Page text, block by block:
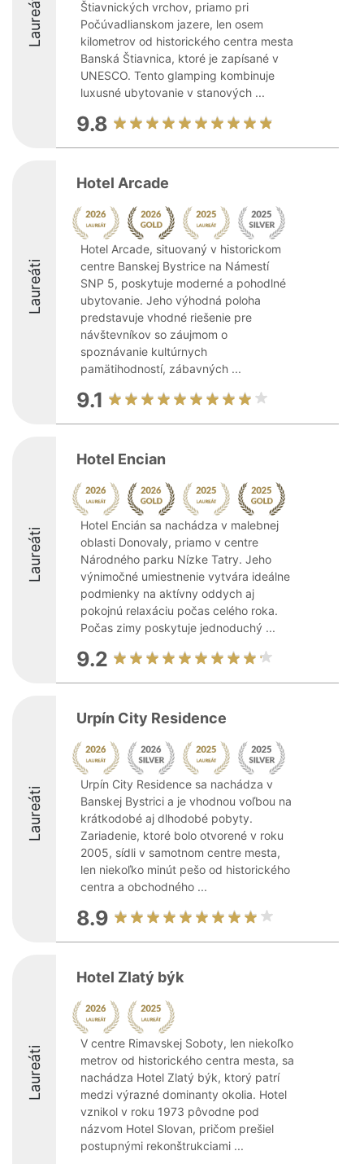
Laureáti
Štiavnických vrchov, priamo pri
Počúvadlianskom jazere, len osem
kilometrov od historického centra mesta
Banská Štiavnica, ktoré je zapísané v
UNESCO. Tento glamping kombinuje
luxusné ubytovanie v stanových ...
9.8
Laureáti
Hotel Arcade
Hotel Arcade, situovaný v historickom
centre Banskej Bystrice na Námestí
SNP 5, poskytuje moderné a pohodlné
ubytovanie. Jeho výhodná poloha
predstavuje vhodné riešenie pre
návštevníkov so záujmom o
spoznávanie kultúrnych
pamätihodností, zábavných ...
9.1
Laureáti
Hotel Encian
Hotel Encián sa nachádza v malebnej
oblasti Donovaly, priamo v centre
Národného parku Nízke Tatry. Jeho
výnimočné umiestnenie vytvára ideálne
podmienky na aktívny oddych aj
pokojnú relaxáciu počas celého roka.
Počas zimy poskytuje jednoduchý ...
9.2
Laureáti
Urpín City Residence
Urpín City Residence sa nachádza v
Banskej Bystrici a je vhodnou voľbou na
krátkodobé aj dlhodobé pobyty.
Zariadenie, ktoré bolo otvorené v roku
2005, sídli v samotnom centre mesta,
len niekoľko minút pešo od historického
centra a obchodného ...
8.9
Laureáti
Hotel Zlatý býk
V centre Rimavskej Soboty, len niekoľko
metrov od historického centra mesta, sa
nachádza Hotel Zlatý býk, ktorý patrí
medzi výrazné dominanty okolia. Hotel
vznikol v roku 1973 pôvodne pod
názvom Hotel Slovan, pričom prešiel
postupnými rekonštrukciami ...